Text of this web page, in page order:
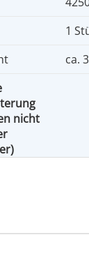
1
ca.
nicht